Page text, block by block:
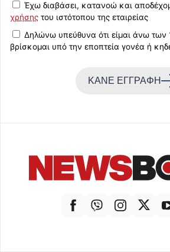
Έχω διαβάσει, κατανοώ και
χρήσης του ιστότοπου της εταιρείας
Δηλώνω υπεύθυνα ότι είμαι άνω των
βρίσκομαι υπό την εποπτεία γονέα ή
ΚΑΝΕ ΕΓΓΡΑΦΗ